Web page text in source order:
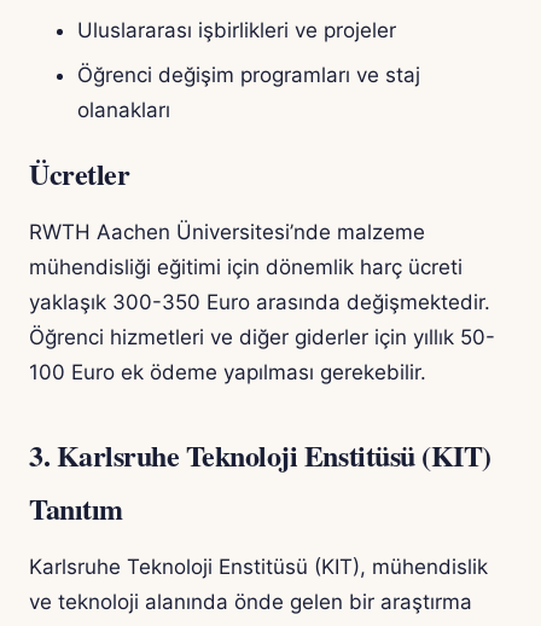
Uluslararası işbirlikleri ve projeler
Öğrenci değişim programları ve staj
olanakları
Ücretler
RWTH Aachen Üniversitesi’nde malzeme
mühendisliği eğitimi için dönemlik harç ücreti
yaklaşık 300-350 Euro arasında değişmektedir.
Öğrenci hizmetleri ve diğer giderler için yıllık 50-
100 Euro ek ödeme yapılması gerekebilir.
3. Karlsruhe Teknoloji Enstitüsü (KIT)
Tanıtım
Karlsruhe Teknoloji Enstitüsü (KIT), mühendislik
ve teknoloji alanında önde gelen bir araştırma